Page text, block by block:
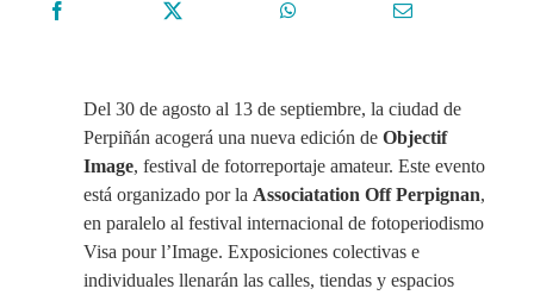
Del 30 de agosto al 13 de septiembre, la ciudad de
Perpiñán acogerá una nueva edición deObjectif
Image, festival de fotorreportaje amateur. Este evento
está organizado por la Associatation Off Perpignan,
en paralelo al festival internacional de fotoperiodismo
Visa pour l’Image. Exposiciones colectivas e
individuales llenarán las calles, tiendas y espacios